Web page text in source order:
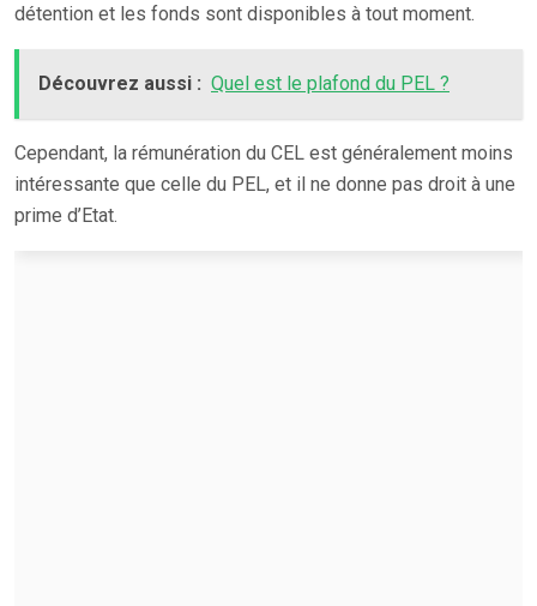
détention et les fonds sont disponibles à tout moment.
Découvrez aussi : Quel est le plafond du PEL ?
Cependant, la rémunération du CEL est généralement moins
intéressante que celle du PEL, et il ne donne pas droit à une
prime d’Etat.